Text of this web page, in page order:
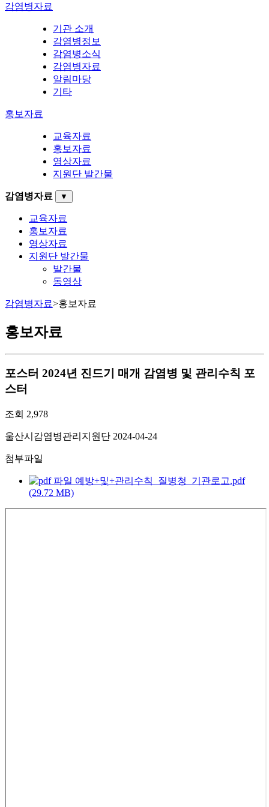
감염병자료
기관 소개
감염병정보
감염병소식
감염병자료
알림마당
기타
홍보자료
교육자료
홍보자료
영상자료
지원단 발간물
감염병자료 ▼
교육자료
홍보자료
영상자료
지원단 발간물
발간물
동영상
감염병자료>홍보자료
홍보자료
포스터 2024년 진드기 매개 감염병 및 관리수칙 포
스터
조회 2,978
울산시감염병관리지원단 2024-04-24
첨부파일
예방+및+관리수칙_질병청_기관로고.pdf
(29.72 MB)